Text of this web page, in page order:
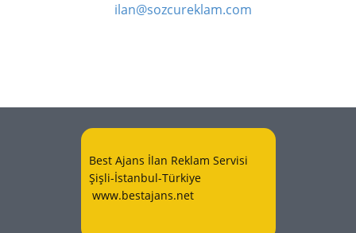
ilan@sozcureklam.com
Best Ajans İlan Reklam Servisi
Şişli-İstanbul-Türkiye
www.bestajans.net